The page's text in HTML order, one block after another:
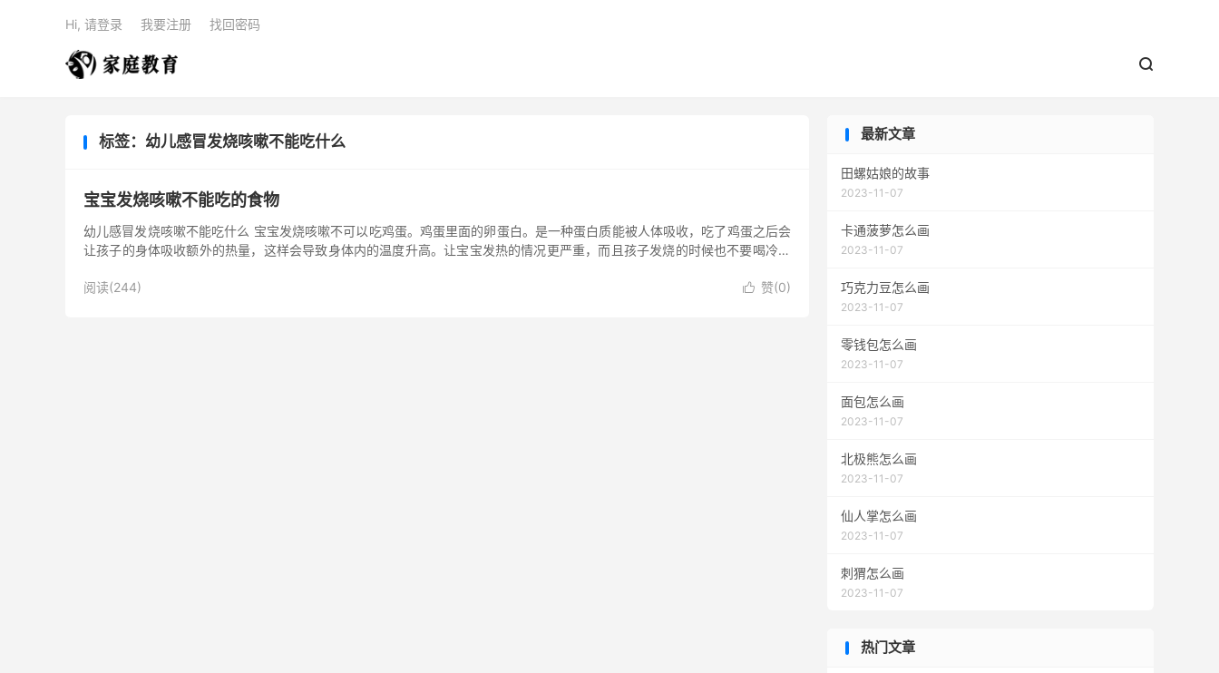

Hi, 请登录 我要注册 找回密码
标签：幼儿感冒发烧咳嗽不能吃什么
宝宝发烧咳嗽不能吃的食物
幼儿感冒发烧咳嗽不能吃什么 宝宝发烧咳嗽不可以吃鸡蛋。鸡蛋里面的卵蛋白。是一种蛋白质能被人体吸收，吃了鸡蛋之后会
让孩子的身体吸收额外的热量，这样会导致身体内的温度升高。让宝宝发热的情况更严重，而且孩子发烧的时候也不要喝冷饮
 赞(0)
阅读(244)
最新文章
田螺姑娘的故事
2023-11-07
卡通菠萝怎么画
2023-11-07
巧克力豆怎么画
2023-11-07
零钱包怎么画
2023-11-07
面包怎么画
2023-11-07
北极熊怎么画
2023-11-07
仙人掌怎么画
2023-11-07
刺猬怎么画
2023-11-07
热门文章